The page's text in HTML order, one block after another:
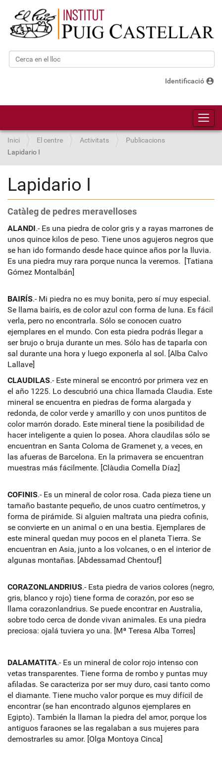
Cerca
Identificació account_circle
Inici El centre Activitats
Publicacions
Lapidario I
Lapidario I
Catàleg de pedres meravelloses
ALANDI.- Es una piedra de color gris y a rayas marrones de
unos quince kilos de peso. Tiene unos agujeros negros que
se han ido formando desde hace quince años por la lluvia.
Es una piedra muy rara porque nunca la veremos. [Tatiana
Gómez Montalbán]
BAIRÍS.- Mi piedra no es muy bonita, pero sí muy especial.
Se llama bairís, es de color azul con forma de luna. Es fácil
verla, pero no encontrarla. Sólo se conocen cuatro
ejemplares en el mundo. Con esta piedra podrás llegar a
ser brujo o bruja durante un mes. Sólo has de taparla con
sal durante una hora y luego exponerla al sol. [Alba Calvo
Lallave]
CLAUDILAS.- Este mineral se encontró por primera vez en
el año 1225. Lo descubrió una chica llamada Claudia. Este
mineral se encuentra en piedras de forma alargada y
redonda, de color verde y amarillo y con unos puntitos de
color marrón dorado. Este mineral tiene la posibilidad de
hacer inteligente a quien lo posea. Ahora claudilas sólo se
encuentran en Santa Coloma de Gramenet y, a veces, en
las afueras de Barcelona. En la primavera se encuentran
muestras más fácilmente. [Clàudia Comella Díaz]
COFINIS.- Es un mineral de color rosa. Cada pieza tiene un
tamaño bastante pequeño, de unos cuatro centímetros, y
forma de pirámide. Si alguien maltrata una piedra cofinis,
se convierte en un animal o en una bestia. Ejemplares de
este mineral quedan muy pocos en el planeta Tierra. Se
encuentran en Asia, junto a los volcanes, o en el interior de
algunas montañas. [Abdessamad Chentouf]
CORAZONLANDRIUS.- Esta piedra de varios colores (negro,
gris, blanco y rojo) tiene forma de corazón, por eso se
llama corazonlandrius. Se puede encontrar en Australia,
sobre todo cerca de donde vivan animales. Es una piedra
preciosa: ojalá tuviera yo una. [Mª Teresa Alba Torres]
DALAMATITA.- Es un mineral de color rojo intenso con
vetas transparentes. Tiene forma de rombo y puntas muy
afiladas. Se caracteriza por ser muy duro, casi tanto como
el diamante. Tiene mucho valor porque es muy difícil de
encontrar (se han encontrado algunos ejemplares en
Egipto). También la llaman la piedra del amor, porque los
antiguos faraones se las regalaban a sus mujeres para
demostrarles su amor. [Olga Montoya Cinca]